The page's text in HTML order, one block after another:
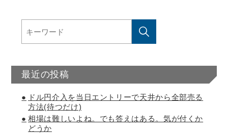
最近の投稿
ドル円介入を当日エントリーで天井から全部売る
方法(待つだけ)
相場は難しいよね。でも答えはある。気が付くか
どうか